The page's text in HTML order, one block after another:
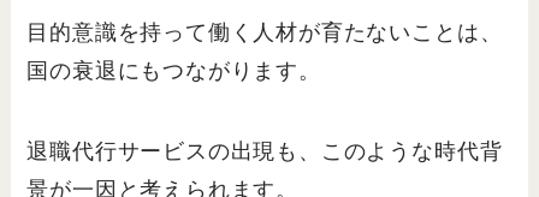
目的意識を持って働く人材が育たないことは、
国の衰退にもつながります。
退職代行サービスの出現も、このような時代背
景が一因と考えられます。